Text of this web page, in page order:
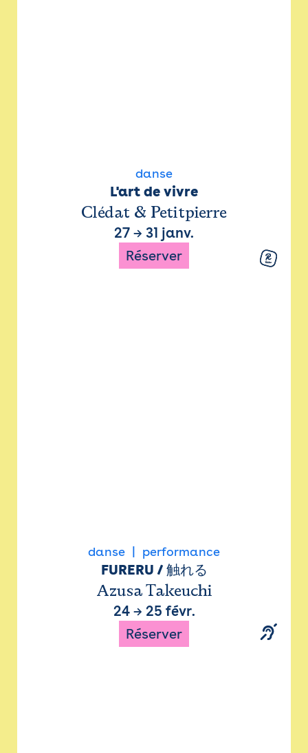
danse
L'art de vivre
Clédat & Petitpierre
27 → 31 janv.
Réserver
danse performance
FURERU / 触れる
Azusa Takeuchi
24→ 25 févr.
Réserver